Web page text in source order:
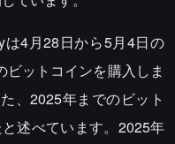
4月28日から5月4日の
ットコインを購入しま
、2025年までのビット
述べています。2025年